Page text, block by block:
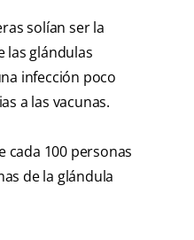
solían ser la
las glándulas
infección poco
a las vacunas.
cada 100 personas
de la glándula